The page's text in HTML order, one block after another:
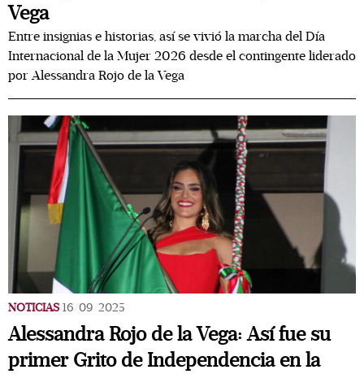
Vega
Entre insignias e historias, así se vivió la marcha del Día
Internacional de la Mujer 2026 desde el contingente liderado
por Alessandra Rojo de la Vega
NOTICIAS 16/09/2025
Alessandra Rojo de la Vega: Así fue su
primer Grito de Independencia en la